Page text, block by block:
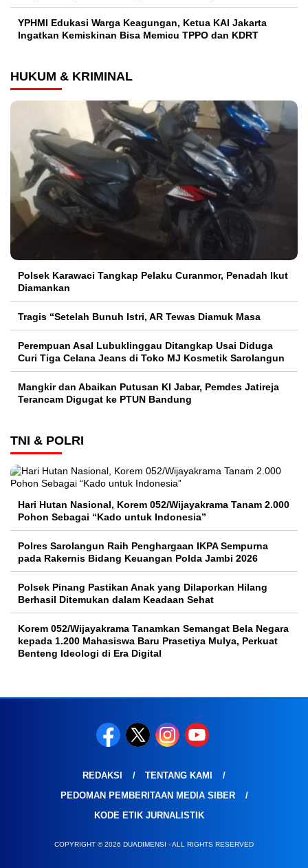
YPHMI Edukasi Warga Keagungan, Ketua KAI Jakarta
Ingatkan Kemiskinan Bisa Memicu TPPO dan KDRT
HUKUM & KRIMINAL
Polsek Karawaci Tangkap Pelaku Curanmor, Penadah Ikut
Diamankan
Tragis “Setelah Bunuh Istri, AR Tewas Diamuk Masa
Perempuan Asal Lubuklinggau Ditangkap Usai Diduga
Curi Tiga Celana Jeans di Toko MJ Kosmetik Sarolangun
Mangkir dan Abaikan Putusan KI Jabar, Pemdes Jatireja
Terancam Digugat ke PTUN Bandung
TNI & POLRI
Hari Hutan Nasional, Korem 052/Wijayakrama Tanam 2.000
Pohon Sebagai “Kado untuk Indonesia”
Polres Sarolangun Raih Penghargaan IKPA Sempurna
pada Rakernis Bidang Keuangan Polda Jambi 2026
Polsek Pinang Pastikan Anak yang Dilaporkan Hilang
Berhasil Ditemukan dalam Keadaan Sehat
Korem 052/Wijayakrama Tanamkan Semangat Bela Negara
kepada 1.200 Mahasiswa Baru Prasetiya Mulya, Perkuat
Benteng Ideologi di Era Digital
REDAKSI
TENTANG KAMI
PEDOMAN PEMBERITAAN MEDIA SIBER
KODE ETIK JURNALISTIK
COPYRIGHT © 2026 DUADIMENSI - ALL RIGHTS RESERVED